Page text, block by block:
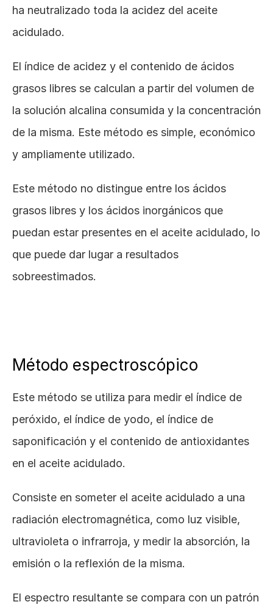
ha neutralizado toda la acidez del aceite
acidulado.
El índice de acidez y el contenido de ácidos
grasos libres se calculan a partir del volumen de
la solución alcalina consumida y la concentración
de la misma. Este método es simple, económico
y ampliamente utilizado.
Este método no distingue entre los ácidos
grasos libres y los ácidos inorgánicos que
puedan estar presentes en el aceite acidulado, lo
que puede dar lugar a resultados
sobreestimados.
Método espectroscópico
Este método se utiliza para medir el índice de
peróxido, el índice de yodo, el índice de
saponificación y el contenido de antioxidantes
en el aceite acidulado.
Consiste en someter el aceite acidulado a una
radiación electromagnética, como luz visible,
ultravioleta o infrarroja, y medir la absorción, la
emisión o la reflexión de la misma.
El espectro resultante se compara con un patrón